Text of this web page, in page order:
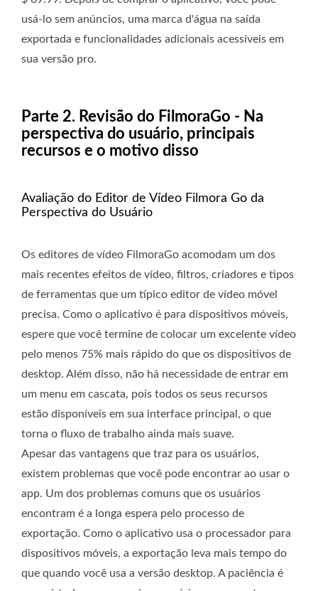
usá-lo sem anúncios, uma marca d'água na saída
exportada e funcionalidades adicionais acessíveis em
sua versão pro.
Parte 2. Revisão do FilmoraGo - Na
perspectiva do usuário, principais
recursos e o motivo disso
Avaliação do Editor de Vídeo Filmora Go da
Perspectiva do Usuário
Os editores de vídeo FilmoraGo acomodam um dos
mais recentes efeitos de vídeo, filtros, criadores e tipos
de ferramentas que um típico editor de vídeo móvel
precisa. Como o aplicativo é para dispositivos móveis,
espere que você termine de colocar um excelente vídeo
pelo menos 75% mais rápido do que os dispositivos de
desktop. Além disso, não há necessidade de entrar em
um menu em cascata, pois todos os seus recursos
estão disponíveis em sua interface principal, o que
torna o fluxo de trabalho ainda mais suave.
Apesar das vantagens que traz para os usuários,
existem problemas que você pode encontrar ao usar o
app. Um dos problemas comuns que os usuários
encontram é a longa espera pelo processo de
exportação. Como o aplicativo usa o processador para
dispositivos móveis, a exportação leva mais tempo do
que quando você usa a versão desktop. A paciência é